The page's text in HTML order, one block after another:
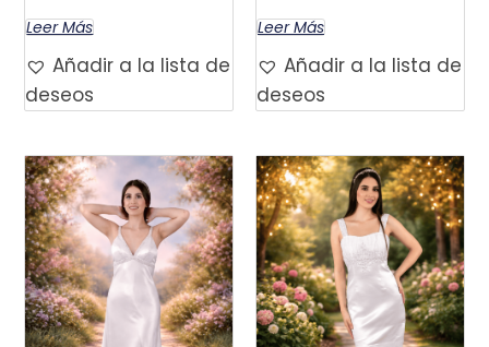
Leer Más
Añadir a la lista de
deseos
Leer Más
Añadir a la lista de
deseos